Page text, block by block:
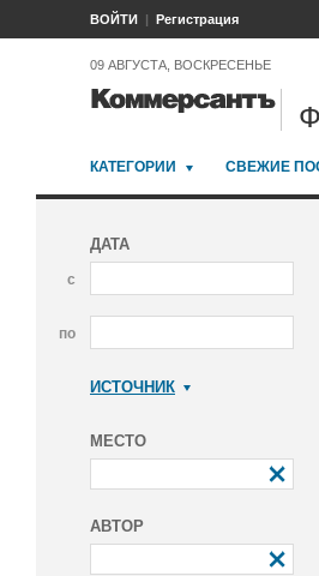
ВОЙТИ Регистрация
09 АВГУСТА, ВОСКРЕСЕНЬЕ
КАТЕГОРИИ СВЕЖИЕ
ДАТА
с
по
ИСТОЧНИК
МЕСТО
АВТОР